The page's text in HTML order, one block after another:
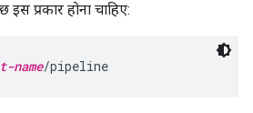
प्रकार होना चाहिए:
name/pipeline